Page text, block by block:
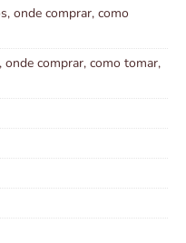
onde comprar, como
onde comprar, como tomar,